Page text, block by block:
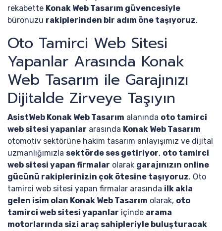
rekabette Konak Web Tasarım güvencesiyle
büronuzu rakiplerinden bir adım öne taşıyoruz.
Oto Tamirci Web Sitesi
Yapanlar Arasında Konak
Web Tasarım ile Garajınızı
Dijitalde Zirveye Taşıyın
AsistWeb Konak Web Tasarım alanında oto tamirci
web sitesi yapanlar arasında Konak Web Tasarım
otomotiv sektörüne hakim tasarım anlayışımız ve dijital
uzmanlığımızla sektörde ses getiriyor, oto tamirci
web sitesi yapan firmalar olarak garajınızın online
gücünü rakiplerinizin çok ötesine taşıyoruz. Oto
tamirci web sitesi yapan firmalar arasında ilk akla
gelen isim olan Konak Web Tasarım olarak, oto
tamirci web sitesi yapanlar içinde arama
motorlarında sizi araç sahipleriyle buluşturacak